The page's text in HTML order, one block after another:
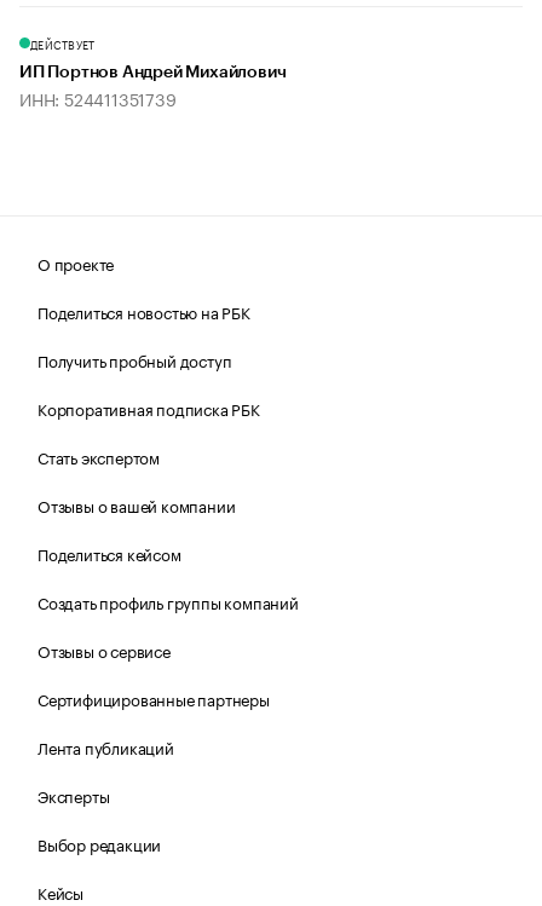
ДЕЙСТВУЕТ
ИП Портнов Андрей Михайлович
ИНН: 524411351739
О проекте
Поделиться новостью на РБК
Получить пробный доступ
Корпоративная подписка РБК
Стать экспертом
Отзывы о вашей компании
Поделиться кейсом
Создать профиль группы компаний
Отзывы о сервисе
Сертифицированные партнеры
Лента публикаций
Эксперты
Выбор редакции
Кейсы